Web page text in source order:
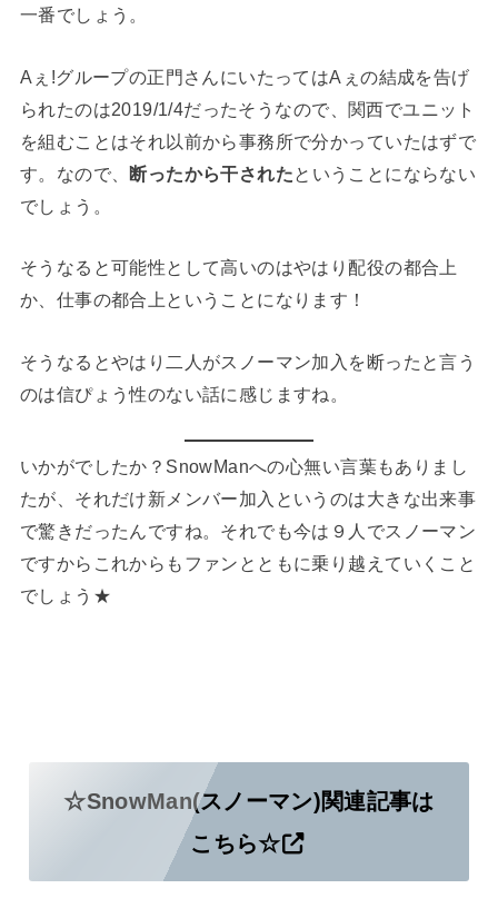
一番でしょう。
Aぇ!グループの正門さんにいたってはAぇの結成を告げ
られたのは2019/1/4だったそうなので、関西でユニット
を組むことはそれ以前から事務所で分かっていたはずで
す。なので、 断ったから干されたということにならない
でしょう。
そうなると可能性として高いのはやはり配役の都合上
か、仕事の都合上ということになります！
そうなるとやはり二人がスノーマン加入を断ったと言う
のは信ぴょう性のない話に感じますね。
いかがでしたか？SnowManへの心無い言葉もありまし
たが、それだけ新メンバー加入というのは大きな出来事
で驚きだったんですね。それでも今は９人でスノーマン
ですからこれからもファンとともに乗り越えていくこと
でしょう★
☆SnowMan(スノーマン)関連記事は
こちら☆